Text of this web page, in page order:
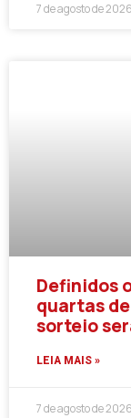
7 de agosto de 2026
Definidos
quartas
sorteio
LEIA MAIS »
7 de agosto de 2026